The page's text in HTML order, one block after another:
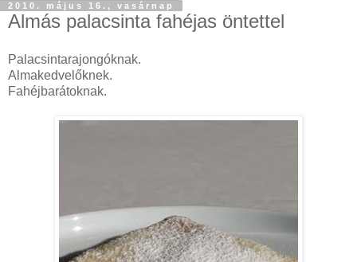
2010. május 16., vasárnap
Almás palacsinta fahéjas öntettel
Palacsintarajongóknak.
Almakedvelőknek.
Fahéjbarátoknak.